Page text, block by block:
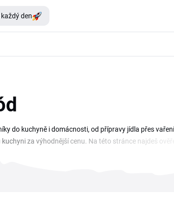
každý den
do kuchyně i domácnosti, od přípravy jídla přes
za výhodnější cenu. Na této stránce najdeš